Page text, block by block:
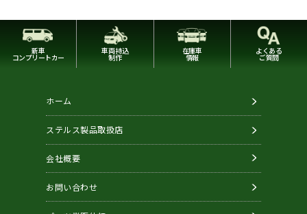
新車
コンプリートカー
車両持込
制作
在庫車
情報
よくある
ご質問
ホーム
ステルス製品取扱店
会社概要
お問い合わせ